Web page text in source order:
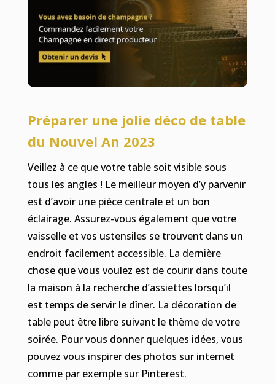
Préparer une jolie déco de table
du Nouvel An 2023
Veillez à ce que votre table soit visible sous
tous les angles ! Le meilleur moyen d’y parvenir
est d’avoir une pièce centrale et un bon
éclairage. Assurez-vous également que votre
vaisselle et vos ustensiles se trouvent dans un
endroit facilement accessible. La dernière
chose que vous voulez est de courir dans toute
la maison à la recherche d’assiettes lorsqu’il
est temps de servir le dîner. La décoration de
table peut être libre suivant le thème de votre
soirée. Pour vous donner quelques idées, vous
pouvez vous inspirer des photos sur internet
comme par exemple sur Pinterest.